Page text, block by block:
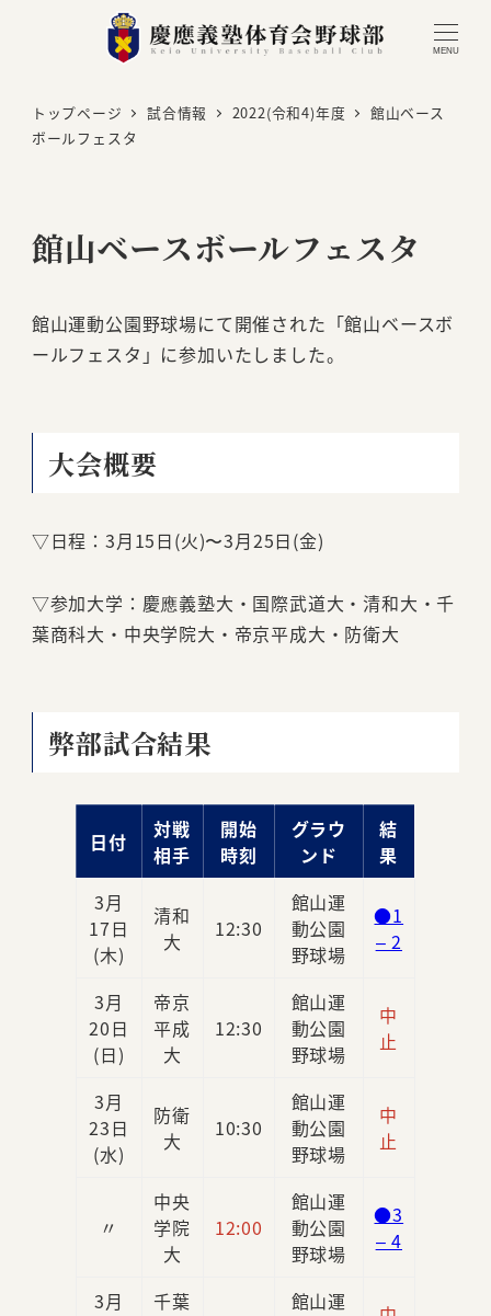
MENU
トップページ 試合情報 2022(令和4)年度
館山ベース
ボールフェスタ
館山ベースボールフェスタ
館山運動公園野球場にて開催された「館山ベースボ
ールフェスタ」に参加いたしました。
大会概要
▽日程：3月15日(火)〜3月25日(金)
▽参加大学：慶應義塾大・国際武道大・清和大・千
葉商科大・中央学院大・帝京平成大・防衛大
弊部試合結果
日付
対戦
相手
開始
時刻
グラウ
ンド
結
果
3月
17日
(木)
清和
大
12:30
館山運
動公園
野球場
●1
– 2
3月
20日
(日)
帝京
平成
大
12:30
館山運
動公園
野球場
中
止
3月
23日
(水)
防衛
大
10:30
館山運
動公園
野球場
中
止
〃
中央
学院
大
12:00
館山運
動公園
野球場
●3
– 4
3月
千葉
館山運